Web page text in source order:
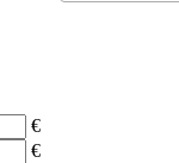
€
€